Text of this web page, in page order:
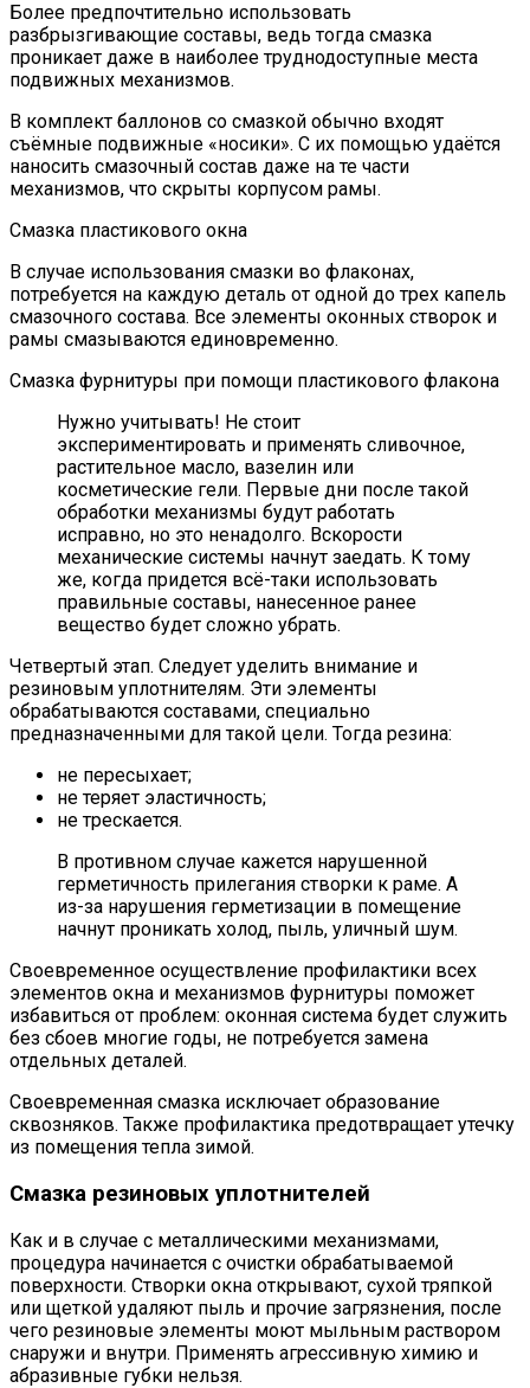
Более предпочтительно использовать
разбрызгивающие составы, ведь тогда смазка
проникает даже в наиболее труднодоступные места
подвижных механизмов.
В комплект баллонов со смазкой обычно входят
съёмные подвижные «носики». С их помощью удаётся
наносить смазочный состав даже на те части
механизмов, что скрыты корпусом рамы.
Смазка пластикового окна
В случае использования смазки во флаконах,
потребуется на каждую деталь от одной до трех капель
смазочного состава. Все элементы оконных створок и
рамы смазываются единовременно.
Смазка фурнитуры при помощи пластикового флакона
Нужно учитывать! Не стоит
экспериментировать и применять сливочное,
растительное масло, вазелин или
косметические гели. Первые дни после такой
обработки механизмы будут работать
исправно, но это ненадолго. Вскорости
механические системы начнут заедать. К тому
же, когда придется всё-таки использовать
правильные составы, нанесенное ранее
вещество будет сложно убрать.
Четвертый этап. Следует уделить внимание и
резиновым уплотнителям. Эти элементы
обрабатываются составами, специально
предназначенными для такой цели. Тогда резина:
не пересыхает;
не теряет эластичность;
не трескается.
В противном случае кажется нарушенной
герметичность прилегания створки к раме. А
из-за нарушения герметизации в помещение
начнут проникать холод, пыль, уличный шум.
Своевременное осуществление профилактики всех
элементов окна и механизмов фурнитуры поможет
избавиться от проблем: оконная система будет служить
без сбоев многие годы, не потребуется замена
отдельных деталей.
Своевременная смазка исключает образование
сквозняков. Также профилактика предотвращает утечку
из помещения тепла зимой.
Смазка резиновых уплотнителей
Как и в случае с металлическими механизмами,
процедура начинается с очистки обрабатываемой
поверхности. Створки окна открывают, сухой тряпкой
или щеткой удаляют пыль и прочие загрязнения, после
чего резиновые элементы моют мыльным раствором
снаружи и внутри. Применять агрессивную химию и
абразивные губки нельзя.